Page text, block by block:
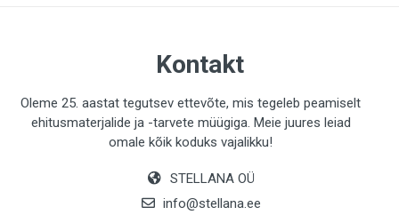
Kontakt
Oleme 25. aastat tegutsev ettevõte, mis tegeleb peamiselt
ehitusmaterjalide ja -tarvete müügiga. Meie juures leiad
omale kõik koduks vajalikku!
STELLANA OÜ
info@stellana.ee